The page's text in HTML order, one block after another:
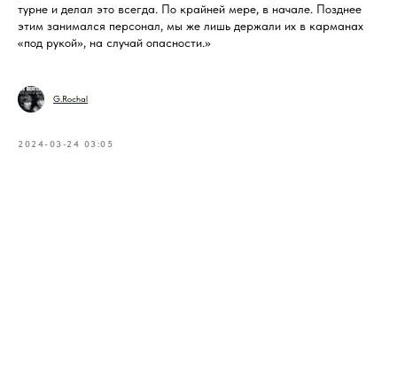
турне и делал это всегда. По крайней мере, в начале. Позднее
этим занимался персонал, мы же лишь держали их в карманах
«под рукой», на случай опасности.»
G.Rochal
2024-03-24 03:05